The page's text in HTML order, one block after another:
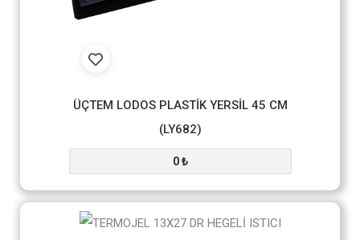
ÜÇTEM LODOS PLASTİK YERSİL 45 CM
(LY682)
0 ₺